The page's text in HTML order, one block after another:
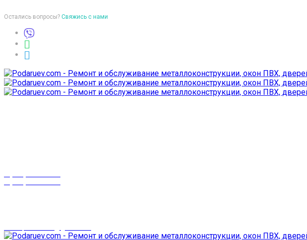
Остались вопросы? Свяжись с нами